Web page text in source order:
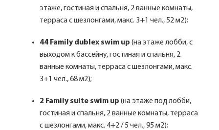
этаже, гостиная и спальня, 2 ванные комнаты,
терраса с шезлонгами, макс. 3+1 чел., 52 м2);
44 Family dublex swim up (на этаже лобби, с
выходом к бассейну, гостиная и спальня, 2
ванные комнаты, терраса с шезлонгами, макс.
3+1 чел., 68 м2);
2 Family suite swim up (на этаже под лобби,
гостиная и спальня, 2 ванные комнаты, терраса
с шезлонгами, макс. 4+2 / 5 чел., 95 м2);